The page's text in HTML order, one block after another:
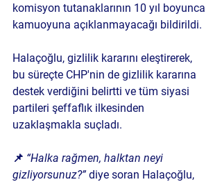
komisyon tutanaklarının 10 yıl boyunca
kamuoyuna açıklanmayacağı bildirildi.
Halaçoğlu, gizlilik kararını eleştirerek,
bu süreçte CHP'nin de gizlilik kararına
destek verdiğini belirtti ve tüm siyasi
partileri şeffaflık ilkesinden
uzaklaşmakla suçladı.
📌 “Halka rağmen, halktan neyi
gizliyorsunuz?” diye soran Halaçoğlu,